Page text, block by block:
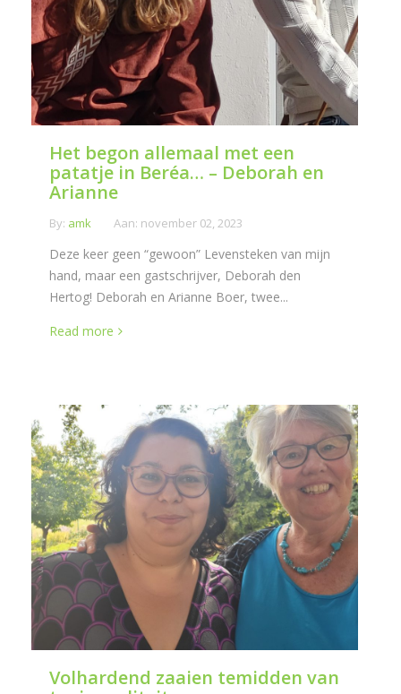
Het begon allemaal met een
patatje in Beréa… – Deborah en
Arianne
By: amk Aan: november 02, 2023
Deze keer geen “gewoon” Levensteken van mijn
hand, maar een gastschrijver, Deborah den
Hertog! Deborah en Arianne Boer, twee...
Read more
Volhardend zaaien temidden van